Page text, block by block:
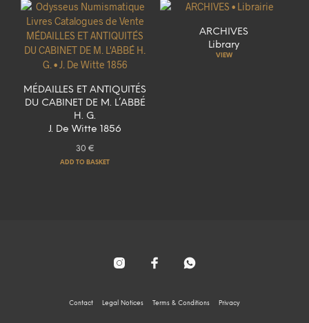
MÉDAILLES ET ANTIQUITÉS
DU CABINET DE M. L’ABBÉ
H. G.
J. De Witte 1856
30 €
ADD TO BASKET
ARCHIVES
Library
VIEW
Contact Legal Notices Terms & Conditions Privacy